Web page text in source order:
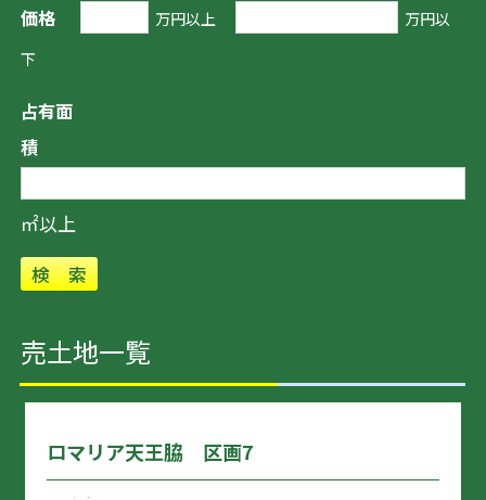
価格 万円以上
万円以
下
占有面
積
㎡以上
売土地一覧
ロマリア天王脇 区画7